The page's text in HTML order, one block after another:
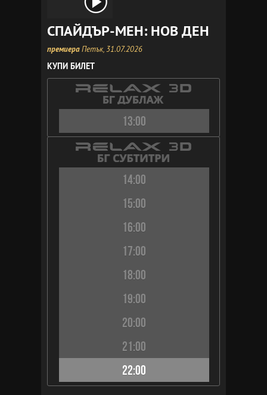
СПАЙДЪР-МЕН: НОВ ДЕН
премиераПетък, 31.07.2026
КУПИ БИЛЕТ
13:00
14:00
15:00
16:00
17:00
18:00
19:00
20:00
21:00
22:00